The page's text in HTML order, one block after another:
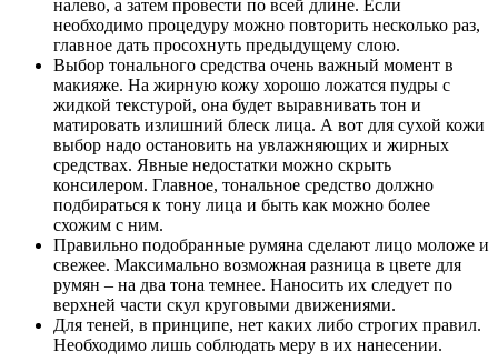
налево, а затем провести по всей длине. Если
необходимо процедуру можно повторить несколько раз,
главное дать просохнуть предыдущему слою.
Выбор тонального средства очень важный момент в
макияже. На жирную кожу хорошо ложатся пудры с
жидкой текстурой, она будет выравнивать тон и
матировать излишний блеск лица. А вот для сухой кожи
выбор надо остановить на увлажняющих и жирных
средствах. Явные недостатки можно скрыть
консилером. Главное, тональное средство должно
подбираться к тону лица и быть как можно более
схожим с ним.
Правильно подобранные румяна сделают лицо моложе и
свежее. Максимально возможная разница в цвете для
румян – на два тона темнее. Наносить их следует по
верхней части скул круговыми движениями.
Для теней, в принципе, нет каких либо строгих правил.
Необходимо лишь соблюдать меру в их нанесении.